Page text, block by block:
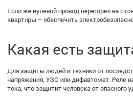
Если же нулевой провод перегорел на
квартиры – обеспечить
Какая есть
Для защиты людей и техники от
напряжения, УЗО или дифавтомат. Реле
тока, что защитит человека от опасного